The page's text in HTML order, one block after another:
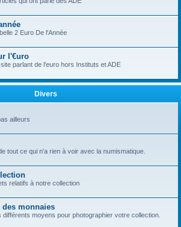
2 Euro De l'Année
l'€uro
parlant de l'euro hors Instituts et ADE
Divers
ailleurs
tout ce qui n'a rien à voir avec la numismatique.
relatifs à notre collection
des monnaies
différents moyens pour photographier votre collection.